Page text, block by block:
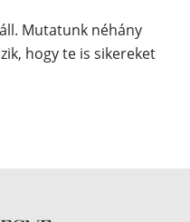
Mutatunk néhány
hogy te is sikereket